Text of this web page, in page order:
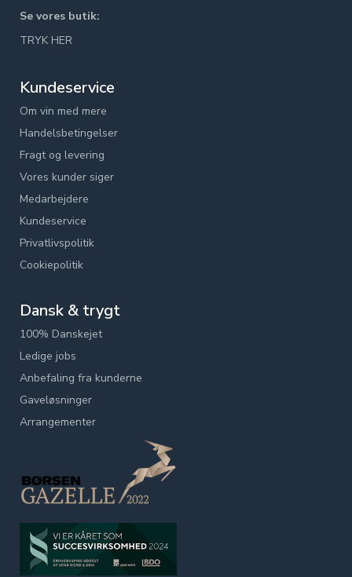
Se vores butik:
TRYK HER
Kundeservice
Om vin med mere
Handelsbetingelser
Fragt og levering
Vores kunder siger
Medarbejdere
Kundeservice
Privatlivspolitik
Cookiepolitik
Dansk & trygt
100% Danskejet
Ledige jobs
Anbefaling fra kunderne
Gaveløsninger
Arrangementer